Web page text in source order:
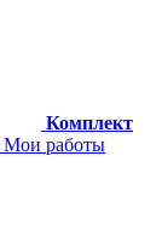
Комплект
Мои работы